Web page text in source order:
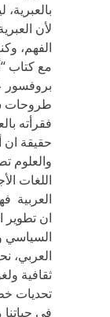
لأن
الفهم،
مع كتاب
بروفسور
طروحات
فقرأته
حقيقة ان
والعلوم
اللغات
العربية
ان تطوير
السياسي
العربي،
ثقافية
تحديات
في حياتنا